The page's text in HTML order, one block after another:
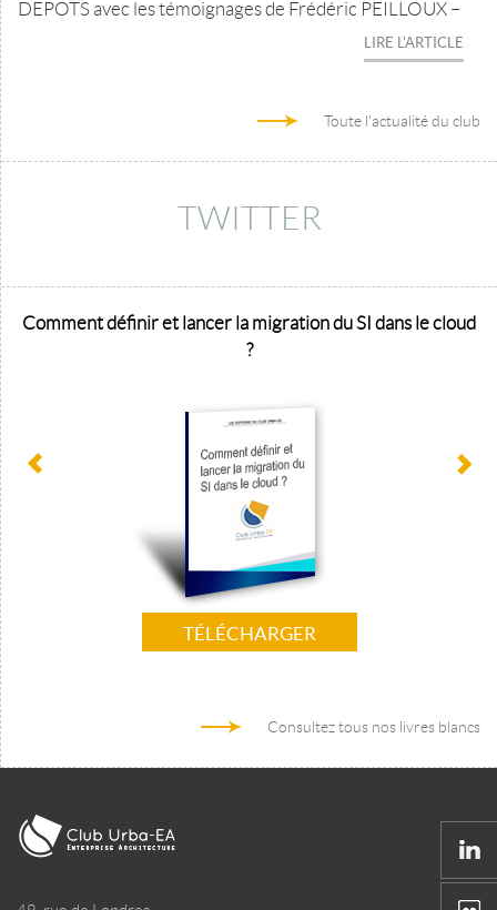
DEPOTS avec les témoignages de Frédéric PEILLOUX –
LIRE L'ARTICLE
Toute l'actualité du club
TWITTER
Comment définir et lancer la migration du SI dans le cloud
?
TÉLÉCHARGER
Consultez tous nos livres blancs